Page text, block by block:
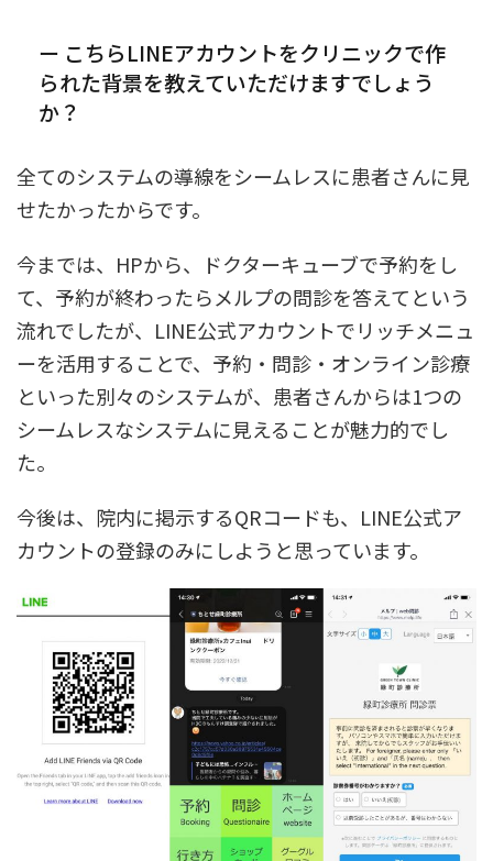
ー こちらLINEアカウントをクリニックで作
られた背景を教えていただけますでしょう
か？
全てのシステムの導線をシームレスに患者さんに見
せたかったからです。
今までは、HPから、ドクターキューブで予約をし
て、予約が終わったらメルプの問診を答えてという
流れでしたが、LINE公式アカウントでリッチメニュ
ーを活用することで、予約・問診・オンライン診療
といった別々のシステムが、患者さんからは1つの
シームレスなシステムに見えることが魅力的でし
た。
今後は、院内に掲示するQRコードも、LINE公式ア
カウントの登録のみにしようと思っています。